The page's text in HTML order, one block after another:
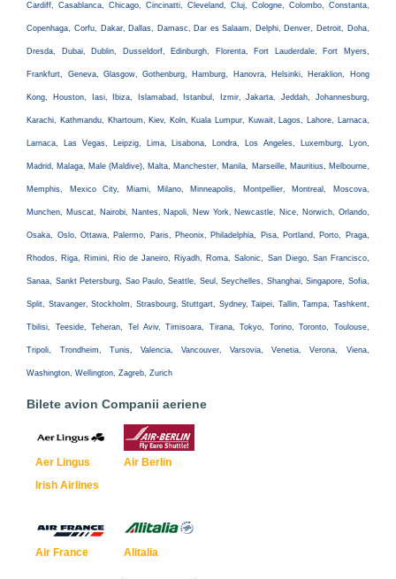
Cardiff, Casablanca, Chicago, Cincinatti, Cleveland, Cluj, Cologne, Colombo, Constanta,
Copenhaga, Corfu, Dakar, Dallas, Damasc, Dar es Salaam, Delphi, Denver, Detroit, Doha,
Dresda, Dubai, Dublin, Dusseldorf, Edinburgh, Florenta, Fort Lauderdale, Fort Myers,
Frankfurt, Geneva, Glasgow, Gothenburg, Hamburg, Hanovra, Helsinki, Heraklion, Hong
Kong, Houston, Iasi, Ibiza, Islamabad, Istanbul, Izmir, Jakarta, Jeddah, Johannesburg,
Karachi, Kathmandu, Khartoum, Kiev, Koln, Kuala Lumpur, Kuwait, Lagos, Lahore, Larnaca,
Larnaca, Las Vegas, Leipzig, Lima, Lisabona, Londra, Los Angeles, Luxemburg, Lyon,
Madrid, Malaga, Male (Maldive), Malta, Manchester, Manila, Marseille, Mauritius, Melbourne,
Memphis, Mexico City, Miami, Milano, Minneapolis, Montpellier, Montreal, Moscova,
Munchen, Muscat, Nairobi, Nantes, Napoli, New York, Newcastle, Nice, Norwich, Orlando,
Osaka, Oslo, Ottawa, Palermo, Paris, Pheonix, Philadelphia, Pisa, Portland, Porto, Praga,
Rhodos, Riga, Rimini, Rio de Janeiro, Riyadh, Roma, Salonic, San Diego, San Francisco,
Sanaa, Sankt Petersburg, Sao Paulo, Seattle, Seul, Seychelles, Shanghai, Singapore, Sofia,
Split, Stavanger, Stockholm, Strasbourg, Stuttgart, Sydney, Taipei, Tallin, Tampa, Tashkent,
Tbilisi, Teeside, Teheran, Tel Aviv, Timisoara, Tirana, Tokyo, Torino, Toronto, Toulouse,
Tripoli, Trondheim, Tunis, Valencia, Vancouver, Varsovia, Venetia, Verona, Viena,
Washington, Wellington, Zagreb, Zurich
Bilete avion Companii aeriene
Aer Lingus
Irish Airlines
Air Berlin
Air France Alitalia